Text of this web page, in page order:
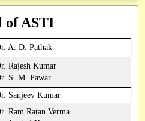
Management Unit
/ मैनुअल
दस्तावेज़
ERP
मेल
Office
सेवा
SAIF
सेवा
गेटवे
System
सन्देश
पत्र
लेखा अधिकारी
आधिकारी
अधिकारी
of ASTI
A. D. Pathak
Rajesh Kumar
S. M. Pawar
Sanjeev Kumar
Ram Ratan Verma